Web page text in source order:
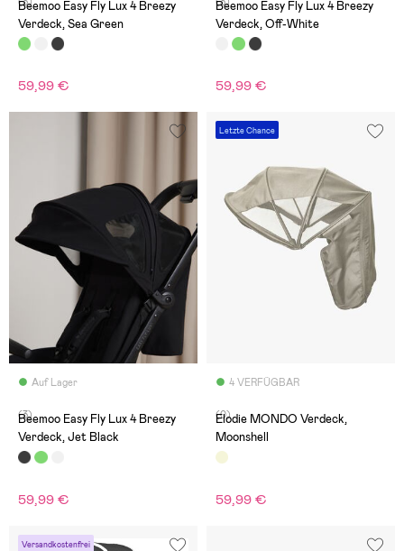
Beemoo Easy Fly Lux 4 Breezy
Verdeck, Sea Green
59,99 €
Beemoo Easy Fly Lux 4 Breezy
Verdeck, Off-White
59,99 €
Auf Lager
(3)
Beemoo Easy Fly Lux 4 Breezy
Verdeck, Jet Black
59,99 €
Letzte Chance
4 VERFÜGBAR
(0)
Elodie MONDO Verdeck,
Moonshell
59,99 €
Versandkostenfrei